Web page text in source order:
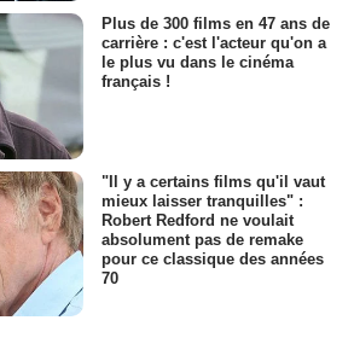
Plus de 300 films en 47 ans de
carrière : c'est l'acteur qu'on a
le plus vu dans le cinéma
français !
"Il y a certains films qu'il vaut
mieux laisser tranquilles" :
Robert Redford ne voulait
absolument pas de remake
pour ce classique des années
70